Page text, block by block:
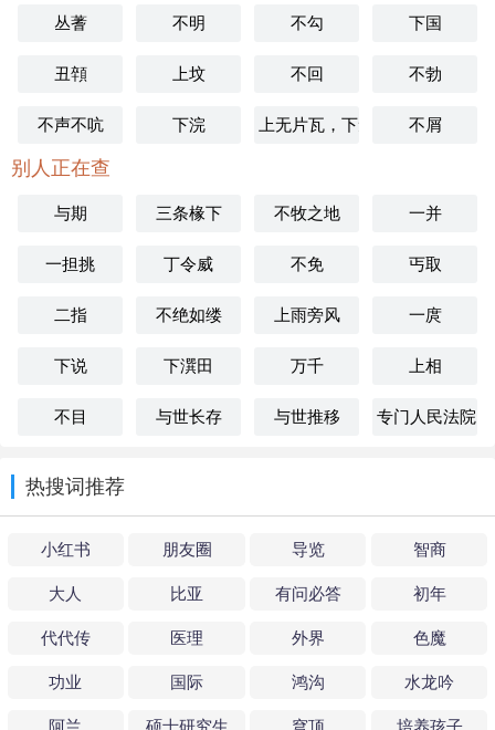
丛蓍 不明 不勾 下国
丑顇 上坟 不回 不勃
不声不吭 下浣 上无片瓦，下无立锥 不屑
别人正在查
与期 三条椽下 不牧之地 一并
一担挑 丁令威 不免 丐取
二指 不绝如缕 上雨旁风 一庹
下说 下潠田 万千 上相
不目 与世长存 与世推移 专门人民法院
热搜词推荐
小红书 朋友圈 导览 智商
大人 比亚 有问必答 初年
代代传 医理 外界 色魔
功业 国际 鸿沟 水龙吟